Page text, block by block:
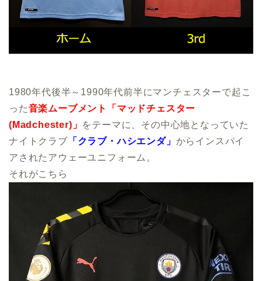
1980年代後半～1990年代前半にマンチェスターで起こ
った音楽ムーブメント「マッドチェスター
(Madchester)」 をテーマに、その中心地となっていた
ナイトクラブ
「クラブ・ハシエンダ」 からインスパイ
アされたアウェーユニフォーム。
それがこちら